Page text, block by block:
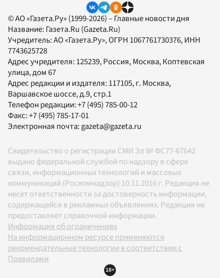
© АО «Газета.Ру» (1999-2026) – Главные новости дня
Название: Газета.Ru (Gazeta.Ru)
Учредитель:АО «Газета.Ру», ОГРН 1067761730376, ИНН
7743625728
Адрес учредителя: 125239, Россия, Москва, Коптевская
улица, дом 67
Адрес редакции и издателя: 117105, г. Москва,
Варшавское шоссе, д.9, стр.1
Телефон редакции:+7 (495) 785-00-12
Факс:+7 (495) 785-17-01
Электронная почта: gazeta@gazeta.ru
Свидетельство о регистрации СМИ Эл № ФС77-67642
выдано федеральной службой по надзору в сфере
связи, информационных технологий и массовых
коммуникаций (Роскомнадзор) 10.11.2016 г. Редакция не
несет ответственности за достоверность информации,
содержащейся в рекламных объявлениях. Редакция не
предоставляет справочной информации.
Информация об ограничениях
На информационном ресурсе применяются
рекомендательные технологии в соответствии с
Правилами
18+